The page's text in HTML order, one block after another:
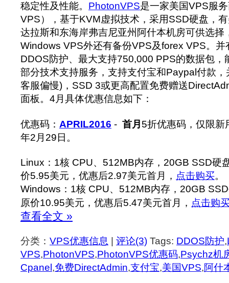
稳定性及性能。 PhotonVPS是一家美国VPS服
VPS），基于KVM虚拟技术，采用SSD硬盘，
达拉斯和东海岸弗吉尼亚州阿什本机房可供选择
Windows VPS外还有备份VPS及forex VPS。
DDOS防护、最大支持750,000 PPS的数据包，
部分技术支持服务，支持支付宝和Paypal付款
客服偏慢)，SSD 3或更高配置免费赠送
面板。4月具体优惠信息如下：
优惠码： APRIL2016 - 首月 5折优惠码，仅限
年2月29日。
Linux：1核 CPU、512MB内存，20GB SSD硬
价5.95美元，优惠后2.97美元首月， 点击购买。
Windows：1核 CPU、512MB内存，20GB
原价10.95美元，优惠后5.47美元首月， 点击购
查看全文 »
分类： VPS优惠信息 评论(3) Tags: DDOS防护,
VPS,PhotonVPS,PhotonVPS优惠码,Psychz机
Cpanel ,免费DirectAdmin,支付宝,美国VPS,阿什